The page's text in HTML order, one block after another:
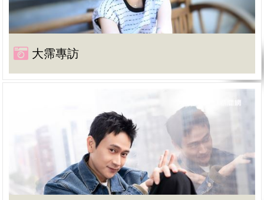
大霈專訪